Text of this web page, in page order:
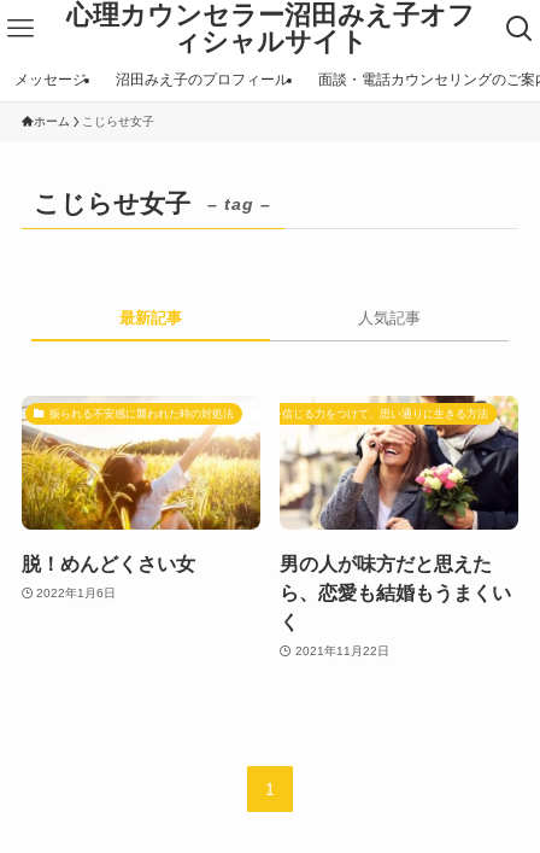
心理カウンセラー沼田みえ子オフ
ィシャルサイト
メッセージ 沼田みえ子のプロフィール 面談・電話カウンセリングのご案
ホーム こじらせ女子
こじらせ女子 – tag –
最新記事 人気記事
振られる不安感に襲われた時の対処法
脱！めんどくさい女
2022年1月6日
自分を信じる力をつけて、思い通りに生きる方法
男の人が味方だと思えた
ら、恋愛も結婚もうまくい
く
2021年11月22日
1